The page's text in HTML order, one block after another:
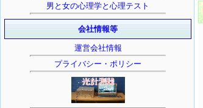
男と女の心理学と心理テスト
会社情報等
運営会社情報
プライバシー・ポリシー